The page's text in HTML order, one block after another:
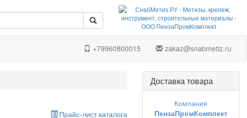
+79960800015 zakaz@snabmetiz.ru
Прайс-лист каталога
Доставка товара
Компания
ПензаПромКомплект